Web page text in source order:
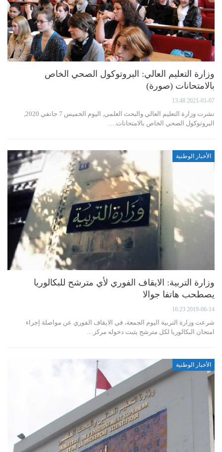
وزارة التعليم العالي: البروتوكول الصحي الخاص
بالامتحانات (صورة)
2021-01-07 13:48
البروتوكول الصحي الخاص بالامتحانات.…
الأخبار الوطنية
وزارة التربية: الايقاف الفوري لأي مترشح للبكالوريا
يصطحب هاتفا جوالا
2019-06-14 16:23
شرعت وزارة التربية اليوم الجمعة، في الايقاف الفوري عن مواصلة إجراء
امتحان البكالوريا لكل مترشح يثبت دخوله مركز…
الأخبار الوطنية